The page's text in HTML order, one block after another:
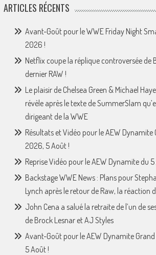
ARTICLES RÉCENTS
Avant-Goût pour le WWE Friday Night
2026 !
Netflix coupe la réplique controversée de
dernier RAW !
Le plaisir de Chelsea Green & Michael
révèle après le texte de SummerSlam
dirigeant de la WWE
Résultats et Vidéo pour le AEW Dynamite
2026, 5 Août !
Reprise Vidéo pour le AEW Dynamite du
Backstage WWE News : Plans pour
Lynch après le retour de Raw, la réaction
John Cena a salué la retraite de l’un de
de Brock Lesnar et AJ Styles
Avant-Goût pour le AEW Dynamite
5 Août !